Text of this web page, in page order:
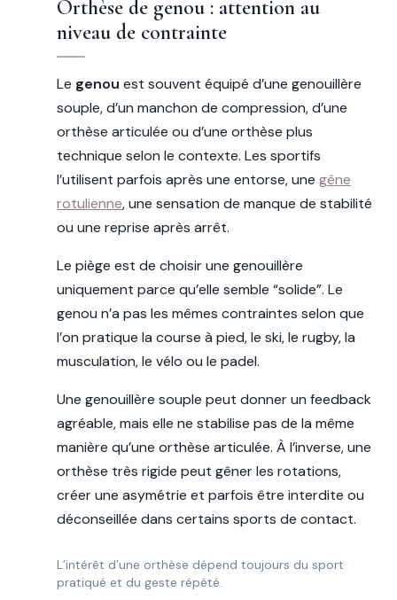
Orthèse de genou : attention au
niveau de contrainte
Le genou est souvent équipé d’une genouillère
souple, d’un manchon de compression, d’une
orthèse articulée ou d’une orthèse plus
technique selon le contexte. Les sportifs
l’utilisent parfois après une entorse, une gêne
rotulienne, une sensation de manque de stabilité
ou une reprise après arrêt.
Le piège est de choisir une genouillère
uniquement parce qu’elle semble “solide”. Le
genou n’a pas les mêmes contraintes selon que
l’on pratique la course à pied, le ski, le rugby, la
musculation, le vélo ou le padel.
Une genouillère souple peut donner un feedback
agréable, mais elle ne stabilise pas de la même
manière qu’une orthèse articulée. À l’inverse, une
orthèse très rigide peut gêner les rotations,
créer une asymétrie et parfois être interdite ou
déconseillée dans certains sports de contact.
L’intérêt d’une orthèse dépend toujours du sport
pratiqué et du geste répété.